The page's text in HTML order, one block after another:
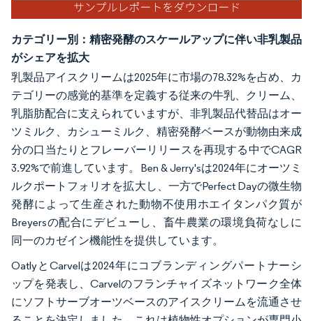
カテゴリー別：精密発酵のスケールアップに伴い非乳製品
がシェアを拡大
乳製品アイスクリームは2025年に市場の78.32%を占め、カ
テゴリーの感覚的基準を定義する従来の牛乳、クリーム、
乳脂肪配合に支えられていますが、非乳製品代替品はオー
ツミルク、カシューミルク、精密発酵ベースが動物由来成
分の口当たりとフレーバーリリースを再現する中でCAGR
3.92%で前進しています。Ben & Jerry'sは2024年にオーツミ
ルクポートフォリオを拡大し、一方でPerfect Dayの微生物
発酵によって生産された動物不使用ホエイタンパク質が
Breyersの配合にデビューし、畜牛農業の環境負荷なしに
同一のカゼイン機能性を提供しています。
OatlyとCarvelは2024年にコブランディングパートナーシ
ップを発表し、Carvelのフランチャイズネットワーク全体
にソフトサーブオーツベースのアイスクリームを流通させ